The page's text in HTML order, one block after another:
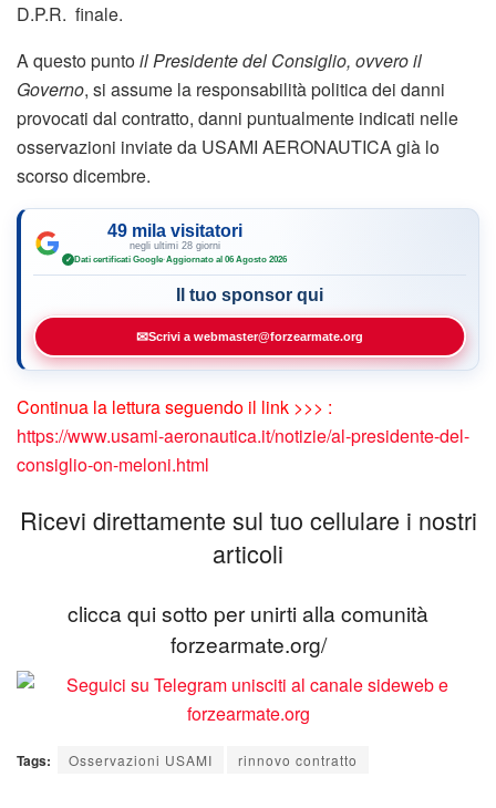
D.P.R. finale.
A questo puntoil Presidente del Consiglio, ovvero il
Governo, si assume la responsabilità politica dei danni
provocati dal contratto, danni puntualmente indicati nelle
osservazioni inviate da USAMI AERONAUTICA già lo
scorso dicembre.
49 mila visitatori
negli ultimi 28 giorni
✓ Dati certificati Google·Aggiornato al 06 Agosto 2026
Il tuo sponsor qui
✉Scrivi a webmaster@forzearmate.org
Continua la lettura seguendo il link >>> :
https://www.usami-aeronautica.it/notizie/al-presidente-del-
consiglio-on-meloni.html
Ricevi direttamente sul tuo cellulare i nostri
articoli
clicca qui sotto per unirti alla comunità
forzearmate.org/
Tags: Osservazioni USAMI rinnovo contratto